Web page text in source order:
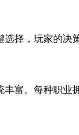
选择，玩家的决
丰富。每种职业